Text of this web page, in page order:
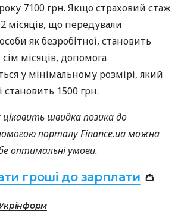
7100 грн. Якщо страховий стаж
місяців, що передували
як безробітної, становить
місяців, допомога
у мінімальному розмірі, який
становить 1500 грн.
цікавить швидка позика до
порталу Finance.ua можна
оптимальні умови.
гроші до зарплати 👛